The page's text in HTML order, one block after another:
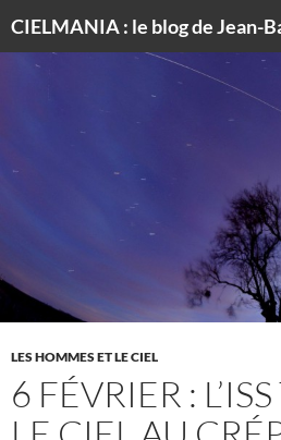
LES HOMMES ET LE CIEL
6 FÉVRIER :